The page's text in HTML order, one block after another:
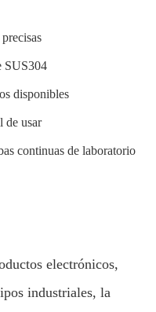
SUS304
disponibles
de usar
continuas de laboratorio
electrónicos,
industriales, la